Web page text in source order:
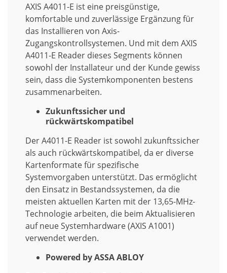
AXIS A4011-E ist eine preisgünstige,
komfortable und zuverlässige Ergänzung für
das Installieren von Axis-
Zugangskontrollsystemen. Und mit dem AXIS
A4011-E Reader dieses Segments können
sowohl der Installateur und der Kunde gewiss
sein, dass die Systemkomponenten bestens
zusammenarbeiten.
Zukunftssicher und
rückwärtskompatibel
Der A4011-E Reader ist sowohl zukunftssicher
als auch rückwärtskompatibel, da er diverse
Kartenformate für spezifische
Systemvorgaben unterstützt. Das ermöglicht
den Einsatz in Bestandssystemen, da die
meisten aktuellen Karten mit der 13,65-MHz-
Technologie arbeiten, die beim Aktualisieren
auf neue Systemhardware (AXIS A1001)
verwendet werden.
Powered by ASSA ABLOY